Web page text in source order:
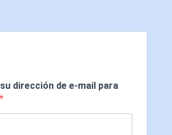
dirección de e-mail para